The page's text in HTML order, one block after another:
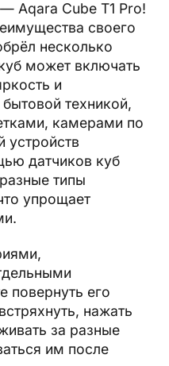
Aqara Cube T1 Pro!
своего
несколько
может включать
и
техникой,
камерами по
устройств
датчиков куб
типы
упрощает
повернуть его
нажать
за разные
им после